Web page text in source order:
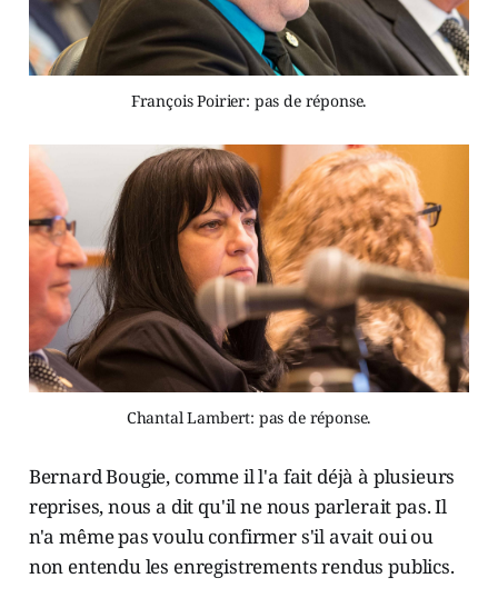
François Poirier: pas de réponse.
Chantal Lambert: pas de réponse.
Bernard Bougie, comme il l'a fait déjà à plusieurs
reprises, nous a dit qu'il ne nous parlerait pas. Il
n'a même pas voulu confirmer s'il avait oui ou
non entendu les enregistrements rendus publics.